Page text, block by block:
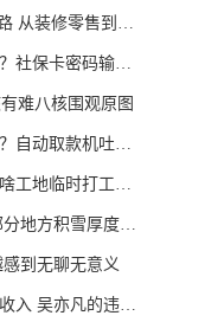
装修零售到核酸
卡密码输3次错了
难八核围观原图
款机吐钞没有取
时打工的夫妻这
积雪厚度达60厘
到无聊无意义
亦凡的违法事实